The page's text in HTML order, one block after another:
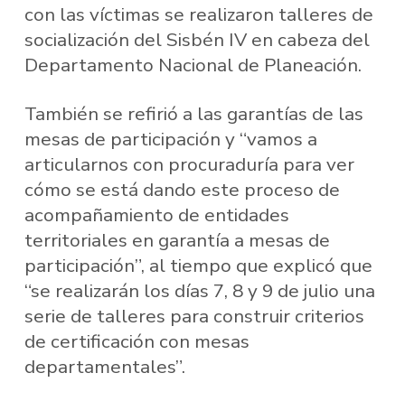
con las víctimas se realizaron talleres de
socialización del Sisbén IV en cabeza del
Departamento Nacional de Planeación.
También se refirió a las garantías de las
mesas de participación y “vamos a
articularnos con procuraduría para ver
cómo se está dando este proceso de
acompañamiento de entidades
territoriales en garantía a mesas de
participación”, al tiempo que explicó que
“se realizarán los días 7, 8 y 9 de julio una
serie de talleres para construir criterios
de certificación con mesas
departamentales”.